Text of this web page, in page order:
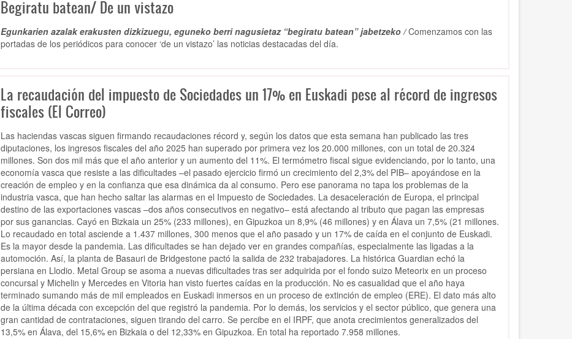
Begiratu batean/ De un vistazo
Egunkarien azalak erakusten dizkizuegu, eguneko berri nagusietaz “begiratu batean” jabetzeko /Comenzamos con las
portadas de los periódicos para conocer ‘de un vistazo’ las noticias destacadas del día.
La recaudación del impuesto de Sociedades un 17% en Euskadi pese al récord de ingresos
fiscales (El Correo)
Las haciendas vascas siguen firmando recaudaciones récord y, según los datos que esta semana han publicado las tres
diputaciones, los ingresos fiscales del año 2025 han superado por primera vez los 20.000 millones, con un total de 20.324
millones. Son dos mil más que el año anterior y un aumento del 11%. El termómetro fiscal sigue evidenciando, por lo tanto, una
economía vasca que resiste a las dificultades –el pasado ejercicio firmó un crecimiento del 2,3% del PIB– apoyándose en la
creación de empleo y en la confianza que esa dinámica da al consumo. Pero ese panorama no tapa los problemas de la
industria vasca, que han hecho saltar las alarmas en el Impuesto de Sociedades. La desaceleración de Europa, el principal
destino de las exportaciones vascas –dos años consecutivos en negativo– está afectando al tributo que pagan las empresas
por sus ganancias. Cayó en Bizkaia un 25% (233 millones), en Gipuzkoa un 8,9% (46 millones) y en Álava un 7,5% (21 millones.
Lo recaudado en total asciende a 1.437 millones, 300 menos que el año pasado y un 17% de caída en el conjunto de Euskadi.
Es la mayor desde la pandemia. Las dificultades se han dejado ver en grandes compañías, especialmente las ligadas a la
automoción. Así, la planta de Basauri de Bridgestone pactó la salida de 232 trabajadores. La histórica Guardian echó la
persiana en Llodio. Metal Group se asoma a nuevas dificultades tras ser adquirida por el fondo suizo Meteorix en un proceso
concursal y Michelin y Mercedes en Vitoria han visto fuertes caídas en la producción. No es casualidad que el año haya
terminado sumando más de mil empleados en Euskadi inmersos en un proceso de extinción de empleo (ERE). El dato más alto
de la última década con excepción del que registró la pandemia. Por lo demás, los servicios y el sector público, que genera una
gran cantidad de contrataciones, siguen tirando del carro. Se percibe en el IRPF, que anota crecimientos generalizados del
13,5% en Álava, del 15,6% en Bizkaia o del 12,33% en Gipuzkoa. En total ha reportado 7.958 millones.